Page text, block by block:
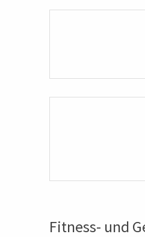
Fitness- und